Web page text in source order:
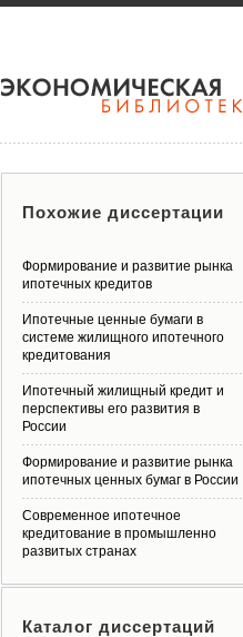
Похожие диссертации
Формирование и развитие рынка
ипотечных кредитов
Ипотечные ценные бумаги в
системе жилищного ипотечного
кредитования
Ипотечный жилищный кредит и
перспективы его развития в
России
Формирование и развитие рынка
ипотечных ценных бумаг в России
Современное ипотечное
кредитование в промышленно
развитых странах
Каталог диссертаций